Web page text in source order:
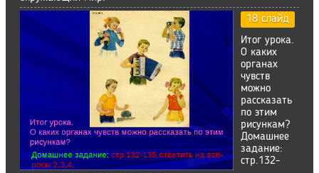
18 слайд
Итог урока.
О каких
органах
чувств
можно
рассказать
по этим
рисункам?
Домашнее
задание:
стр.132-